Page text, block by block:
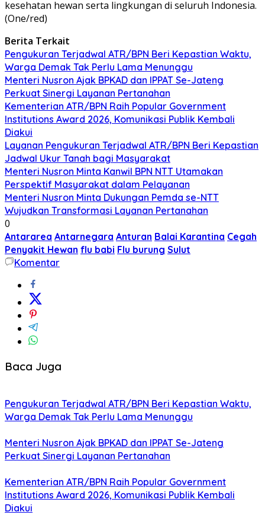
kesehatan hewan serta lingkungan di seluruh Indonesia.
(One/red)
Berita Terkait
Pengukuran Terjadwal ATR/BPN Beri Kepastian Waktu,
Warga Demak Tak Perlu Lama Menunggu
Menteri Nusron Ajak BPKAD dan IPPAT Se-Jateng
Perkuat Sinergi Layanan Pertanahan
Kementerian ATR/BPN Raih Popular Government
Institutions Award 2026, Komunikasi Publik Kembali
Diakui
Layanan Pengukuran Terjadwal ATR/BPN Beri Kepastian
Jadwal Ukur Tanah bagi Masyarakat
Menteri Nusron Minta Kanwil BPN NTT Utamakan
Perspektif Masyarakat dalam Pelayanan
Menteri Nusron Minta Dukungan Pemda se-NTT
Wujudkan Transformasi Layanan Pertanahan
0
Antararea Antarnegara Anturan Balai Karantina Cegah
Penyakit Hewan flu babi Flu burung Sulut
Komentar
Baca Juga
Pengukuran Terjadwal ATR/BPN Beri Kepastian Waktu,
Warga Demak Tak Perlu Lama Menunggu
Menteri Nusron Ajak BPKAD dan IPPAT Se-Jateng
Perkuat Sinergi Layanan Pertanahan
Kementerian ATR/BPN Raih Popular Government
Institutions Award 2026, Komunikasi Publik Kembali
Diakui